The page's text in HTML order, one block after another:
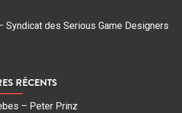
Syndicat des Serious Game Designers
RÉCENTS
– Peter Prinz